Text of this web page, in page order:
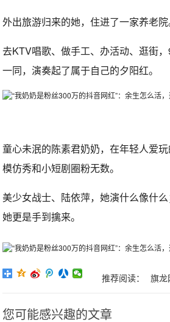
外出旅游归来的她，住进了一家养老院
去KTV唱歌、做手工、办活动、逛街
一同，演奏起了属于自己的夕阳红。
童心未泯的陈素君奶奶，在年轻人爱
模仿秀和小短剧圈粉无数。
美少女战士、陆依萍，她演什么像什么
她更是手到擒来。
推荐阅读： 旗龙
您可能感兴趣的文章